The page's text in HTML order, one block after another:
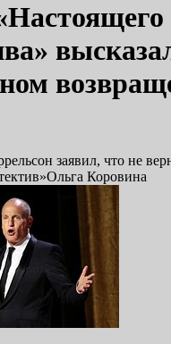
заявил, что не
Коровина